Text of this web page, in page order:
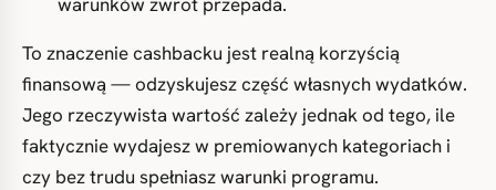
To znaczenie cashbacku jest realną korzyścią
finansową — odzyskujesz część własnych wydatków.
Jego rzeczywista wartość zależy jednak od tego, ile
faktycznie wydajesz w premiowanych kategoriach i
czy bez trudu spełniasz warunki programu.